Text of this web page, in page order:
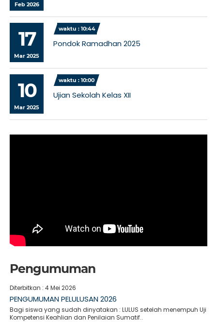
Feb 2026
17
Mar 2025
waktu : 10:44
Pondok Ramadhan 2025
10
Mar 2025
waktu : 10:00
Ujian Sekolah Kelas XII
Pengumuman
Diterbitkan : 4 Mei 2026
PENGUMUMAN PELULUSAN 2026
Bagi siswa yang sudah dinyatakan : LULUS setelah menempuh Uji
Kompetensi Keahlian dan Penilaian Sumatif..